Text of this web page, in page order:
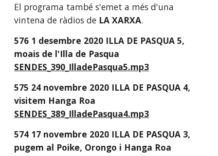
El programa també s'emet a més d'una
vintena de ràdios de LA XARXA.
576 1 desembre 2020 ILLA DE PASQUA 5,
SENDES_390_IlladePasqua5.mp3
575 24 novembre 2020 ILLA DE PASQUA 4,
SENDES_389_IlladePasqua4.mp3
574 17 novembre 2020 ILLA DE PASQUA 3,